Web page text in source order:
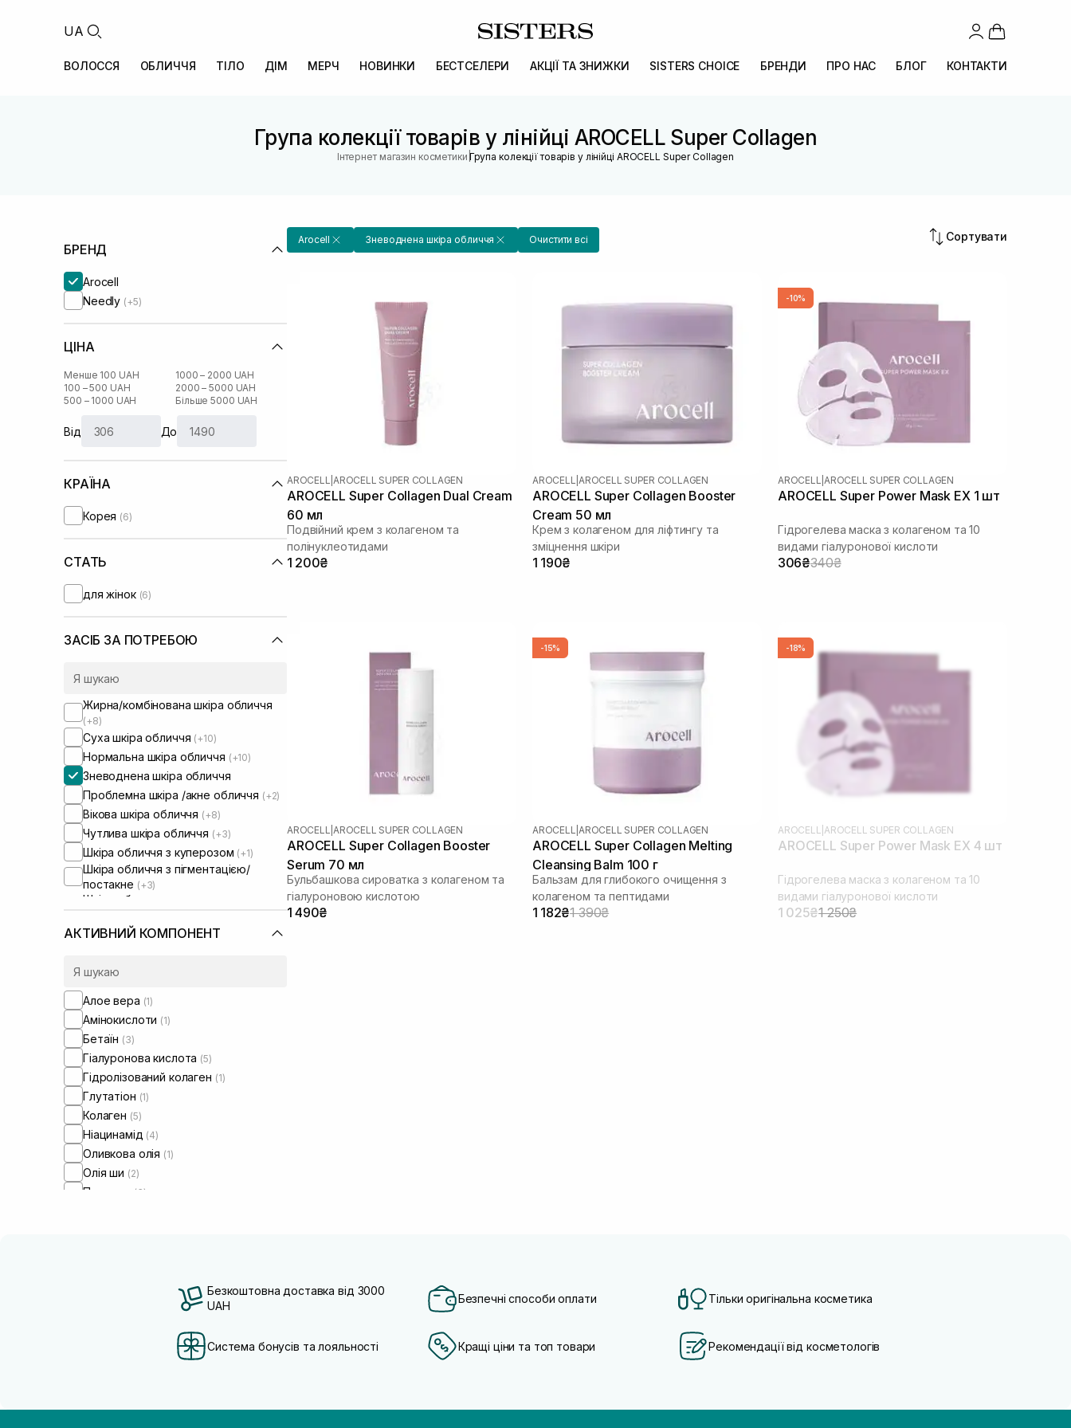
UA
ВОЛОССЯ ОБЛИЧЧЯ ТІЛО ДІМ МЕРЧ НОВИНКИ БЕСТСЕЛЕРИ АКЦІЇ ТА ЗНИЖКИ SISTERS CHOICE БРЕНДИ ПРО НАС БЛОГ КОНТАКТИ
Група колекції товарів у лінійці AROCELL Super Collagen
Інтернет магазин косметики |Група колекції товарів у лінійці AROCELL Super Collagen
БРЕНД
Arocell
Needly (+5)
ЦІНА
Менше 100 UAH
100 – 500 UAH
500 – 1000 UAH
1000 – 2000 UAH
2000 – 5000 UAH
Більше 5000 UAH
Від До
КРАЇНА
Корея (6)
СТАТЬ
для жінок (6)
ЗАСІБ ЗА ПОТРЕБОЮ
Жирна/комбінована шкіра обличчя
(+8)
Суха шкіра обличчя (+10)
Нормальна шкіра обличчя (+10)
Зневоднена шкіра обличчя
Проблемна шкіра /акне обличчя (+2)
Вікова шкіра обличчя (+8)
Чутлива шкіра обличчя (+3)
Шкіра обличчя з куперозом (+1)
Шкіра обличчя з пігментацією/
постакне (+3)
Шкіра обличчя з розширеними
порами
Шкіра обличчя з порушеним
мікробіомом
АКТИВНИЙ КОМПОНЕНТ
Алое вера (1)
Амінокислоти (1)
Бетаїн (3)
Гіалуронова кислота (5)
Гідролізований колаген (1)
Глутатіон (1)
Колаген (5)
Ніацинамід (4)
Оливкова олія (1)
Олія ши (2)
Пептиди (3)
(1)
Arocell Зневоднена шкіра обличчя Очистити всі Сортувати
AROCELL AROCELL SUPER COLLAGEN
AROCELL Super Collagen Dual Cream
60 мл
Подвійний крем з колагеном та
полінуклеотидами
1 200₴
AROCELL AROCELL SUPER COLLAGEN
AROCELL Super Collagen Booster
Cream 50 мл
Крем з колагеном для ліфтингу та
зміцнення шкіри
1 190₴
-10%
AROCELL AROCELL SUPER COLLAGEN
AROCELL Super Power Mask EX 1 шт
Гідрогелева маска з колагеном та 10
видами гіалуронової кислоти
306₴340₴
AROCELL AROCELL SUPER COLLAGEN
AROCELL Super Collagen Booster
Serum 70 мл
Бульбашкова сироватка з колагеном та
гіалуроновою кислотою
1 490₴
-15%
AROCELL AROCELL SUPER COLLAGEN
AROCELL Super Collagen Melting
Cleansing Balm 100 г
Бальзам для глибокого очищення з
колагеном та пептидами
1 182₴1 390₴
-18%
AROCELL AROCELL SUPER COLLAGEN
AROCELL Super Power Mask EX 4 шт
Гідрогелева маска з колагеном та 10
видами гіалуронової кислоти
1 025₴1 250₴
Безкоштовна доставка від 3000
UAH
Безпечні способи оплати Тільки оригінальна косметика
Система бонусів та лояльності Кращі ціни та топ товари Рекомендації від косметологів